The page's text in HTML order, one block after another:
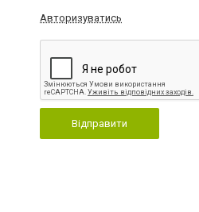
Авторизуватись
Відправити